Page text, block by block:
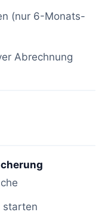
(nur 6-Monats-
Abrechnung
starten